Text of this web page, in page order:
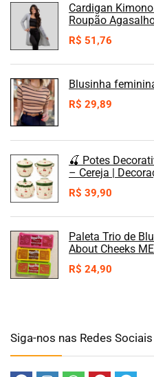
Cardigan
Roupão
R$ 51,76
Blusinha
R$ 29,89
🍒 Potes
– Cereja |
R$ 39,90
Paleta Trio de
About Cheeks
R$ 24,90
Siga-nos nas Redes Sociais